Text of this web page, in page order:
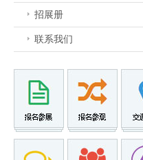
招展册
联系我们